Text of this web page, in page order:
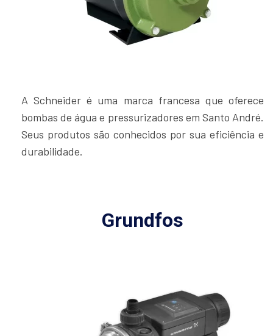
A Schneider é uma marca francesa que oferece
bombas de água e pressurizadores em Santo André.
Seus produtos são conhecidos por sua eficiência e
durabilidade.
Grundfos